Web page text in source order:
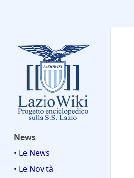
News
• Le News
• Le Novità